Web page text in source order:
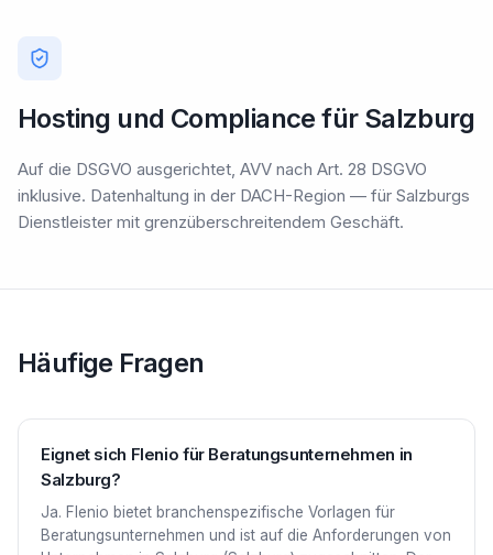
Hosting und Compliance für Salzburg
Auf die DSGVO ausgerichtet, AVV nach Art. 28 DSGVO
inklusive. Datenhaltung in der DACH-Region — für Salzburgs
Dienstleister mit grenzüberschreitendem Geschäft.
Häufige Fragen
Eignet sich Flenio für Beratungsunternehmen in
Salzburg?
Ja. Flenio bietet branchenspezifische Vorlagen für
Beratungsunternehmen und ist auf die Anforderungen von